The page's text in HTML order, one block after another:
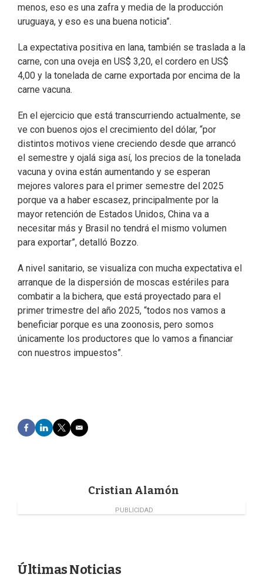
menos, eso es una zafra y media de la producción
uruguaya, y eso es una buena noticia”.
La expectativa positiva en lana, también se traslada a la
carne, con una oveja en US$ 3,20, el cordero en US$
4,00 y la tonelada de carne exportada por encima de la
carne vacuna.
En el ejercicio que está transcurriendo actualmente, se
ve con buenos ojos el crecimiento del dólar, “por
distintos motivos viene creciendo desde que arrancó
el semestre y ojalá siga así, los precios de la tonelada
vacuna y ovina están aumentando y se esperan
mejores valores para el primer semestre del 2025
porque va a haber escasez, principalmente por la
mayor retención de Estados Unidos, China va a
necesitar más y Brasil no tendrá el mismo volumen
para exportar”, detalló Bozzo.
A nivel sanitario, se visualiza con mucha expectativa el
arranque de la dispersión de moscas estériles para
combatir a la bichera, que está proyectado para el
primer trimestre del año 2025, “todos nos vamos a
beneficiar porque es una zoonosis, pero somos
únicamente los productores que lo vamos a financiar
con nuestros impuestos”.
F
a
L
i
T
w
E
m
Cristian Alamón
PUBLICIDAD
Últimas Noticias